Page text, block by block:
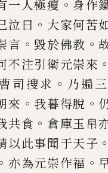
一人極瘦 。 身作
泣曰 。 大家何苦
言 。 毀於佛教 。
不注引衛元崇來
曹司搜求 。 乃遍
來 。 我暮得脫 。
共食 。 倉庫玉帛
以此事聞于天子 。
。亦為元崇作福 。